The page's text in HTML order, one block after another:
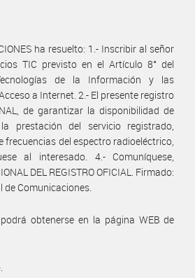
ha resuelto: 1.- Inscribir al señor
TIC previsto en el Artículo 8° del
de la Información y las
a Internet. 2.- El presente registro
de garantizar la disponibilidad de
prestación del servicio registrado,
del espectro radioeléctrico,
al interesado. 4.- Comuníquese,
DEL REGISTRO OFICIAL. Firmado:
de Comunicaciones.
obtenerse en la página WEB de